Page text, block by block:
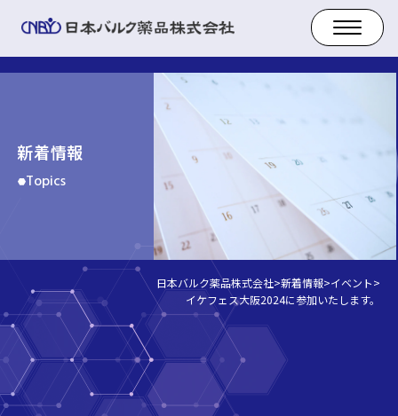
新着情報
Topics
日本バルク薬品株式会社>新着情報>イベント>
イケフェス大阪2024に参加いたします。